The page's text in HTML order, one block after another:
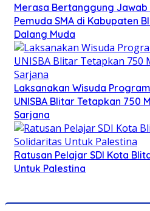
Merasa Bertanggung Jawab
Pemuda SMA di Kabupaten
Dalang Muda
Laksanakan Wisuda
UNISBA Blitar Tetapkan 750
Sarjana
Ratusan Pelajar SDI Kota
Untuk Palestina